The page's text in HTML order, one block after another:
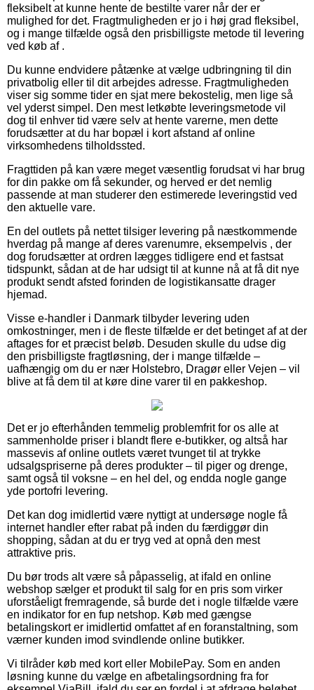
fleksibelt at kunne hente de bestilte varer når der er
mulighed for det. Fragtmuligheden er jo i høj grad fleksibel,
og i mange tilfælde også den prisbilligste metode til levering
ved køb af .
Du kunne endvidere påtænke at vælge udbringning til din
privatbolig eller til dit arbejdes adresse. Fragtmuligheden
viser sig somme tider en sjat mere bekostelig, men lige så
vel yderst simpel. Den mest letkøbte leveringsmetode vil
dog til enhver tid være selv at hente varerne, men dette
forudsætter at du har bopæl i kort afstand af online
virksomhedens tilholdssted.
Fragttiden på kan være meget væsentlig forudsat vi har brug
for din pakke om få sekunder, og herved er det nemlig
passende at man studerer den estimerede leveringstid ved
den aktuelle vare.
En del outlets på nettet tilsiger levering på næstkommende
hverdag på mange af deres varenumre, eksempelvis , der
dog forudsætter at ordren lægges tidligere end et fastsat
tidspunkt, sådan at de har udsigt til at kunne nå at få dit nye
produkt sendt afsted forinden de logistikansatte drager
hjemad.
Visse e-handler i Danmark tilbyder levering uden
omkostninger, men i de fleste tilfælde er det betinget af at der
aftages for et præcist beløb. Desuden skulle du udse dig
den prisbilligste fragtløsning, der i mange tilfælde –
uafhængig om du er nær Holstebro, Dragør eller Vejen – vil
blive at få dem til at køre dine varer til en pakkeshop.
Det er jo efterhånden temmelig problemfrit for os alle at
sammenholde priser i blandt flere e-butikker, og altså har
massevis af online outlets været tvunget til at trykke
udsalgspriserne på deres produkter – til piger og drenge,
samt også til voksne – en hel del, og endda nogle gange
yde portofri levering.
Det kan dog imidlertid være nyttigt at undersøge nogle få
internet handler efter rabat på inden du færdiggør din
shopping, sådan at du er tryg ved at opnå den mest
attraktive pris.
Du bør trods alt være så påpasselig, at ifald en online
webshop sælger et produkt til salg for en pris som virker
uforståeligt fremragende, så burde det i nogle tilfælde være
en indikator for en fup netshop. Køb med gængse
betalingskort er imidlertid omfattet af en foranstaltning, som
værner kunden imod svindlende online butikker.
Vi tilråder køb med kort eller MobilePay. Som en anden
løsning kunne du vælge en afbetalingsordning fra for